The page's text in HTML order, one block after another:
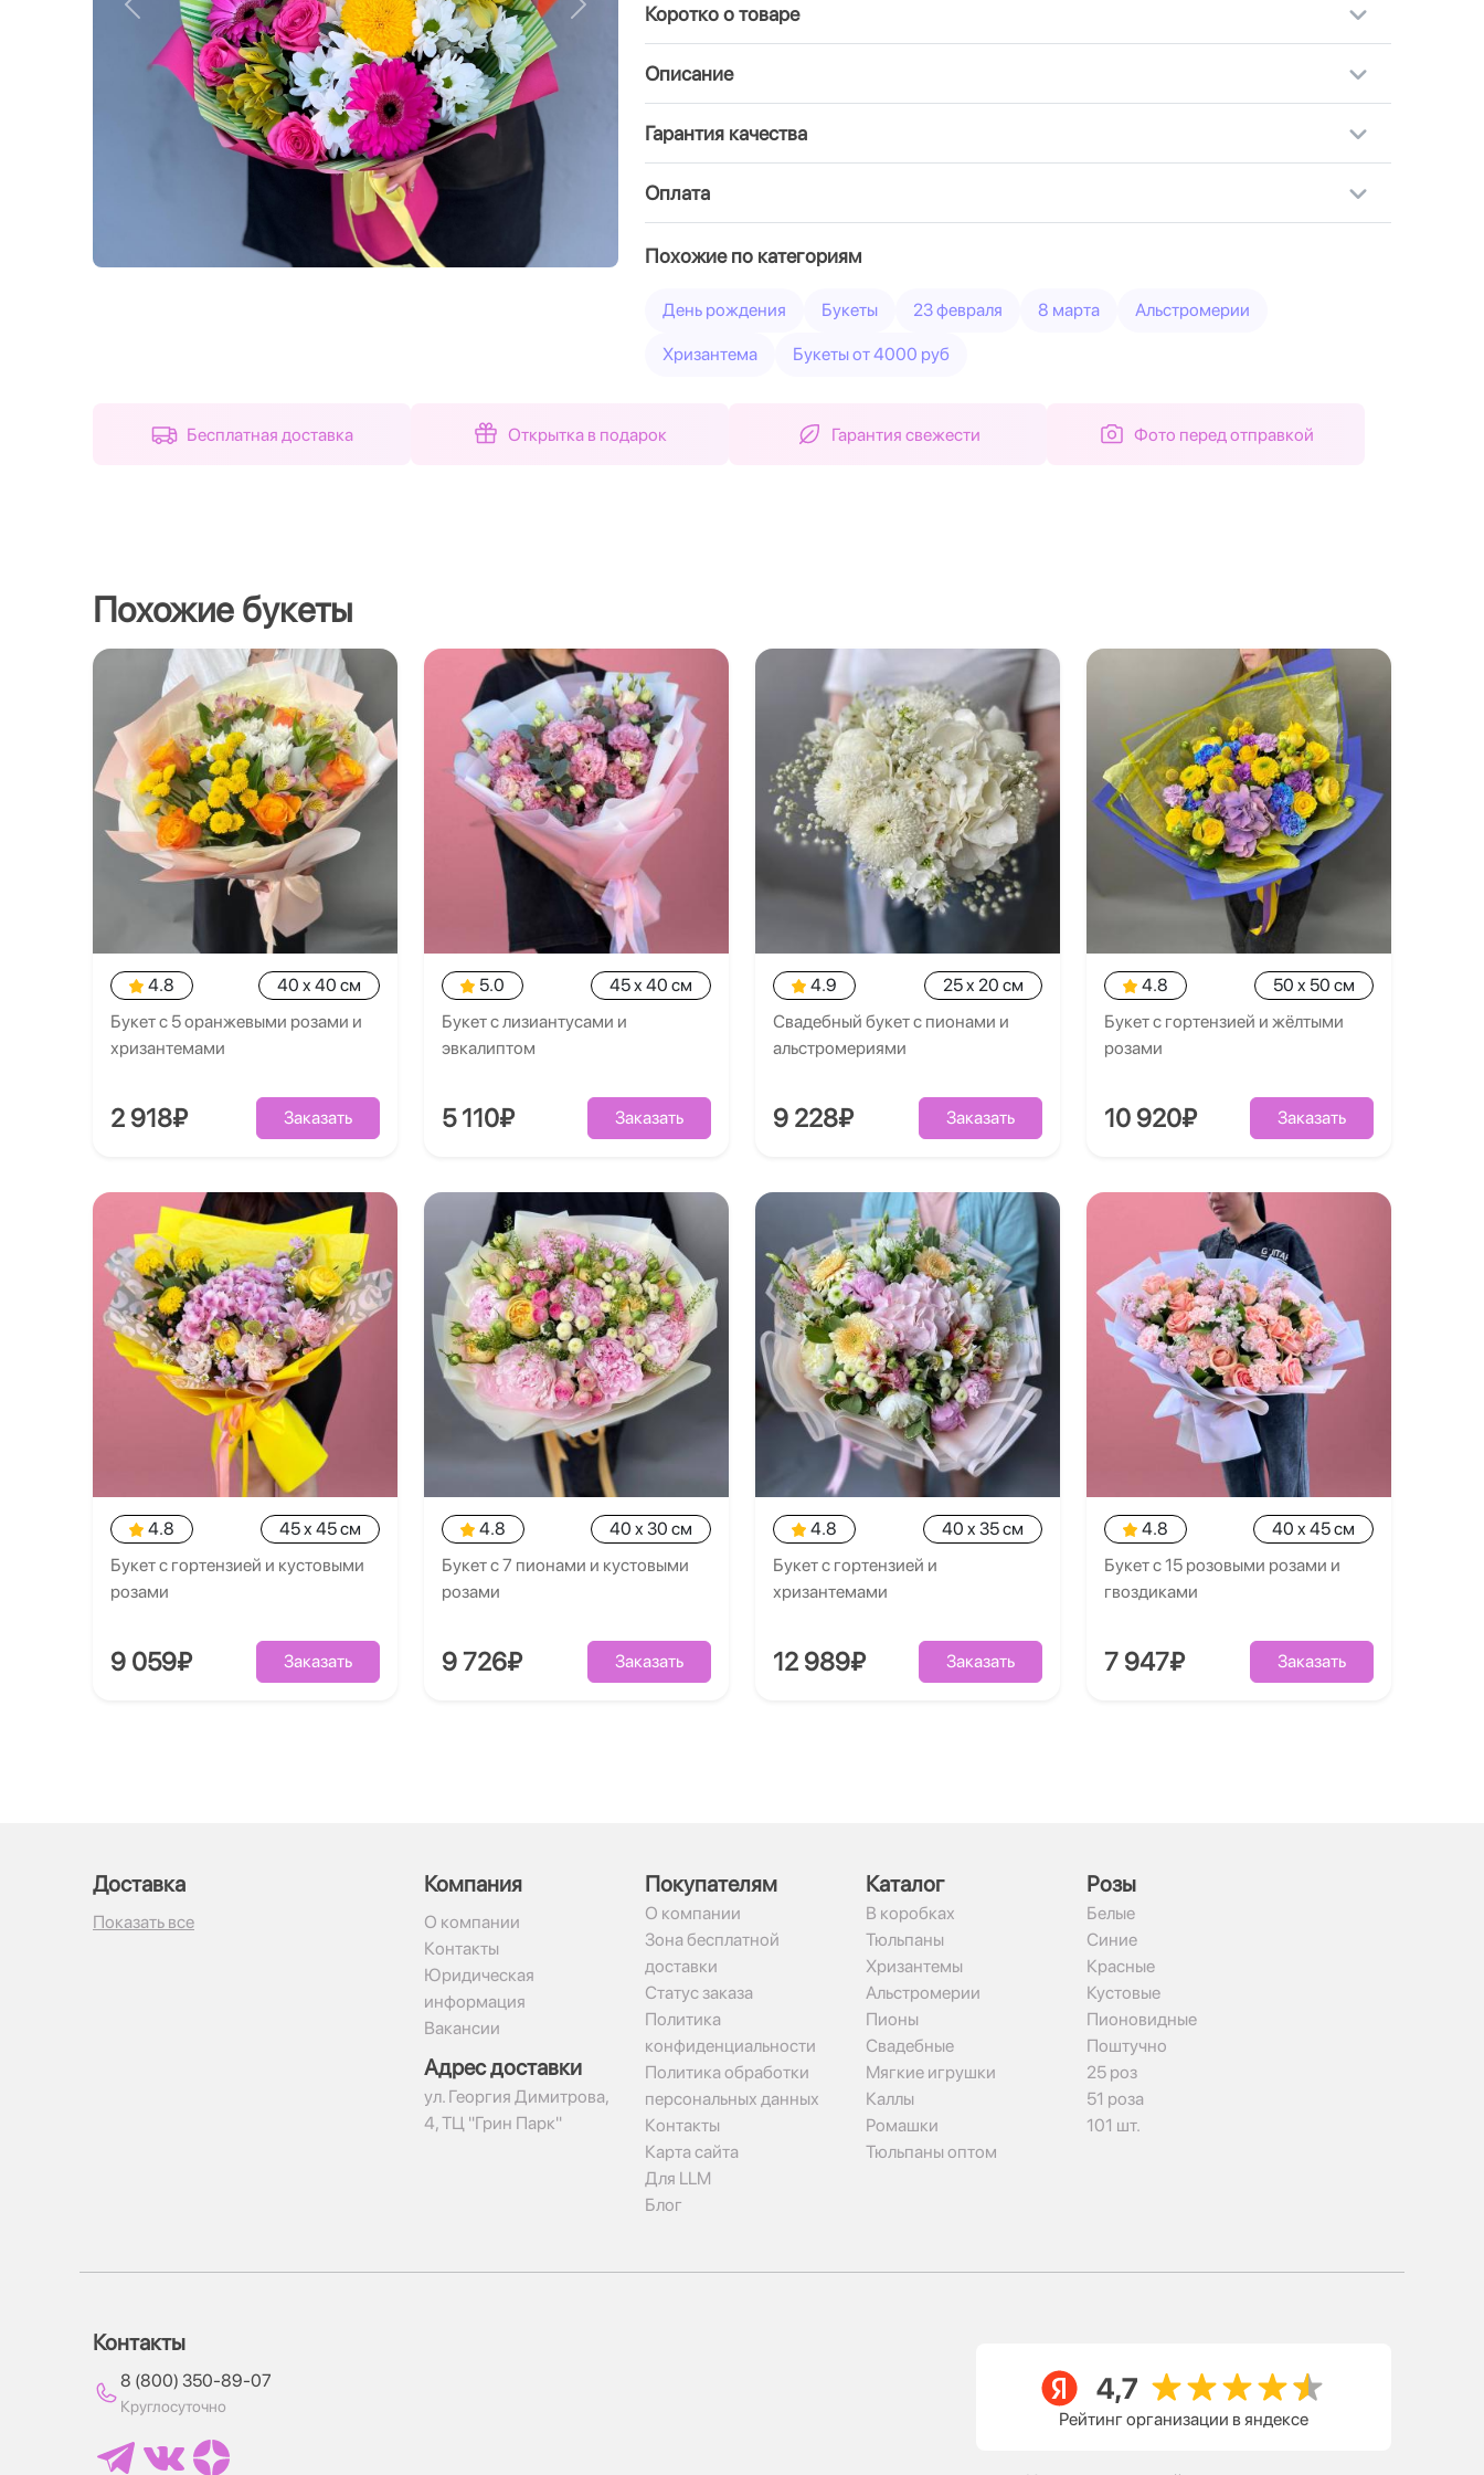
Назад Вперед Коротко о товаре
Описание
Гарантия качества
Оплата
Похожие по категориям
День рождения Букеты 23 февраля 8 марта Альстромерии
Хризантема Букеты от 4000 руб
Бесплатная доставка Открытка в подарок Гарантия свежести Фото перед отправкой
Похожие букеты
4.8
40 x 40 см
Букет с 5 оранжевыми розами и
хризантемами
2 918₽ Заказать
5.0
45 x 40 см
Букет с лизиантусами и
эвкалиптом
5 110₽ Заказать
4.9
25 x 20 см
Свадебный букет с пионами и
альстромериями
9 228₽ Заказать
4.8
50 x 50 см
Букет с гортензией и жёлтыми
розами
10 920₽ Заказать
4.8
45 x 45 см
Букет с гортензией и кустовыми
розами
9 059₽ Заказать
4.8
40 x 30 см
Букет с 7 пионами и кустовыми
розами
9 726₽ Заказать
4.8
40 x 35 см
Букет с гортензией и
хризантемами
12 989₽ Заказать
4.8
40 x 45 см
Букет с 15 розовыми розами и
гвоздиками
7 947₽ Заказать
Доставка
Показать все
Компания
О компании
Контакты
Юридическая
информация
Вакансии
Адрес доставки
ул. Георгия Димитрова,
4, ТЦ "Грин Парк"
Покупателям
О компании
Зона бесплатной
доставки
Статус заказа
Политика
конфиденциальности
Политика обработки
персональных данных
Контакты
Карта сайта
Для LLM
Блог
Каталог
В коробках
Тюльпаны
Хризантемы
Альстромерии
Пионы
Свадебные
Мягкие игрушки
Каллы
Ромашки
Тюльпаны оптом
Рoзы
Белые
Синие
Красные
Кустовые
Пионовидные
Поштучно
25 роз
51 роза
101 шт.
Контакты
8 (800) 350-89-07
Круглосуточно
Рейтинг организации в яндексе